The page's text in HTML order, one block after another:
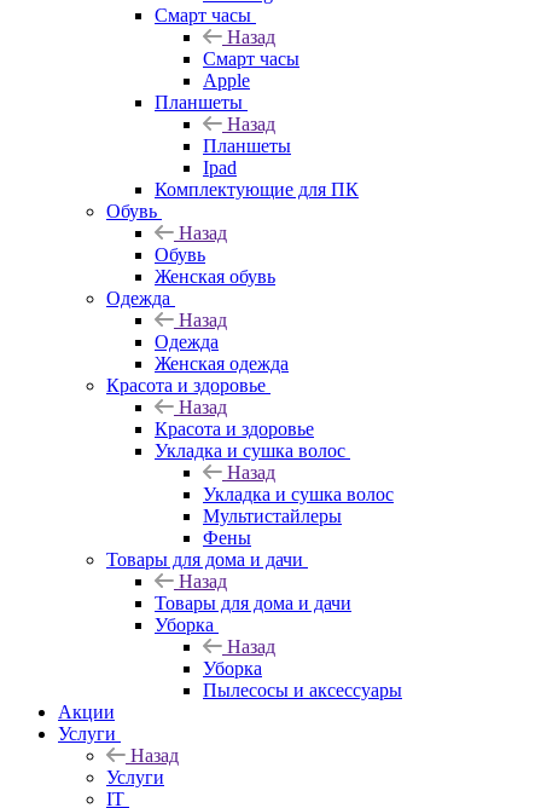
Смарт часы
Назад
Смарт часы
Apple
Планшеты
Назад
Планшеты
Ipad
Комплектующие для ПК
Обувь
Назад
Обувь
Женская обувь
Одежда
Назад
Одежда
Женская одежда
Красота и здоровье
Назад
Красота и здоровье
Укладка и сушка волос
Назад
Укладка и сушка волос
Мультистайлеры
Фены
Товары для дома и дачи
Назад
Товары для дома и дачи
Уборка
Назад
Уборка
Пылесосы и аксессуары
Акции
Услуги
Назад
Услуги
IT